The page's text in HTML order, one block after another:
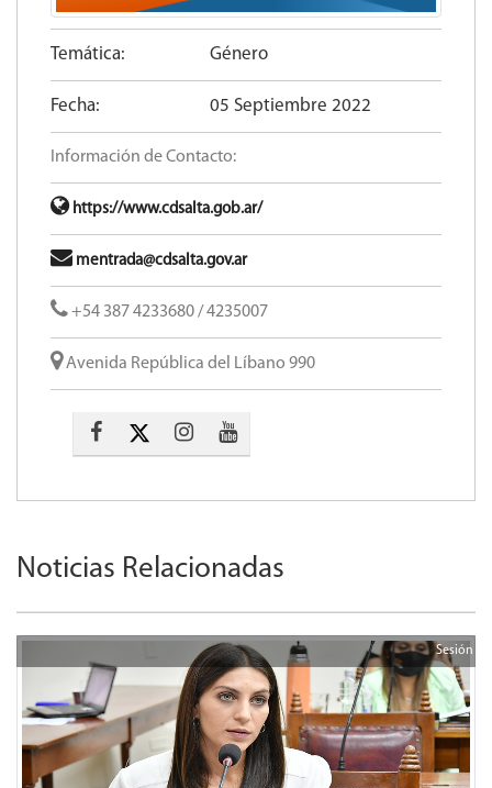
Temática: Género
Fecha: 05 Septiembre 2022
Información de Contacto:
https://www.cdsalta.gob.ar/
mentrada@cdsalta.gov.ar
+54 387 4233680 / 4235007
Avenida República del Líbano 990
Noticias Relacionadas
Sesión